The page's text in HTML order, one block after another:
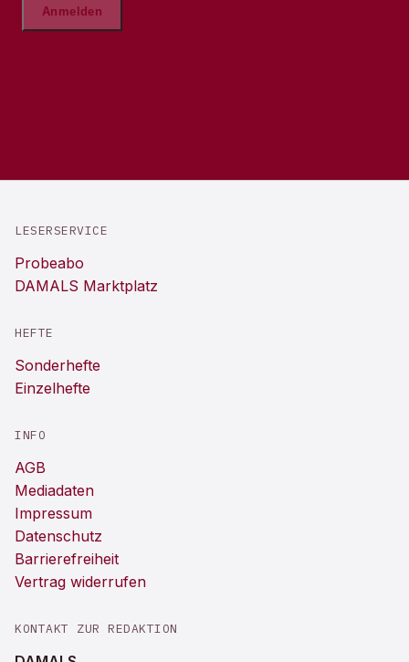
LESERSERVICE
Probeabo
DAMALS Marktplatz
HEFTE
Sonderhefte
Einzelhefte
INFO
AGB
Mediadaten
Impressum
Datenschutz
Barrierefreiheit
Vertrag widerrufen
KONTAKT ZUR REDAKTION